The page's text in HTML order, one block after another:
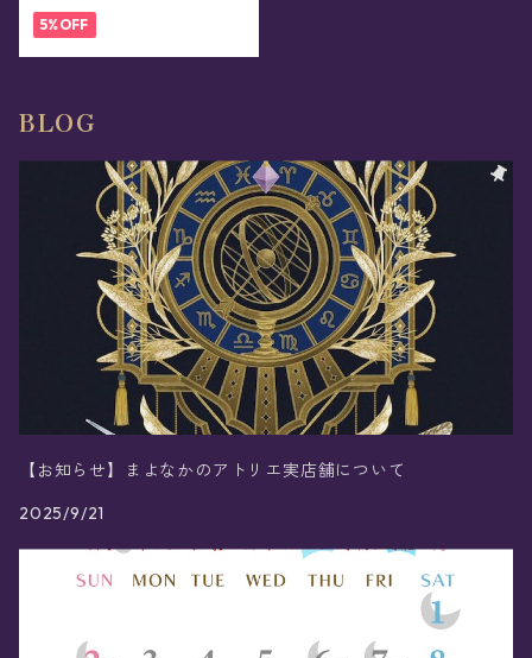
5%OFF
BLOG
【お知らせ】まよなかのアトリエ実店舗について
2025/9/21